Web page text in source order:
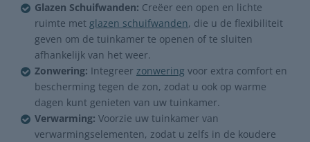
Glazen Schuifwanden: Creëer een open en lichte
ruimte met glazen schuifwanden, die u de flexibiliteit
geven om de tuinkamer te openen of te sluiten
afhankelijk van het weer.
Zonwering: Integreer zonwering voor extra comfort en
bescherming tegen de zon, zodat u ook op warme
dagen kunt genieten van uw tuinkamer.
Verwarming: Voorzie uw tuinkamer van
verwarmingselementen, zodat u zelfs in de koudere